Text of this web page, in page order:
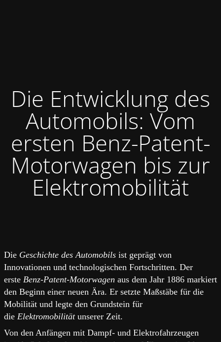
Die Entwicklung des
Automobils: Vom
ersten Benz-Patent-
Motorwagen bis zur
Elektromobilität
Die Geschichte des Automobils ist geprägt von
Innovationen und technologischen Fortschritten. Der
erste Benz-Patent-Motorwagen aus dem Jahr 1886 markiert
den Beginn einer neuen Ära. Er setzte Maßstäbe für die
Mobilität und legte den Grundstein für
die Elektromobilitätunserer Zeit.
Von den Anfängen mit Dampf- und Elektrofahrzeugen